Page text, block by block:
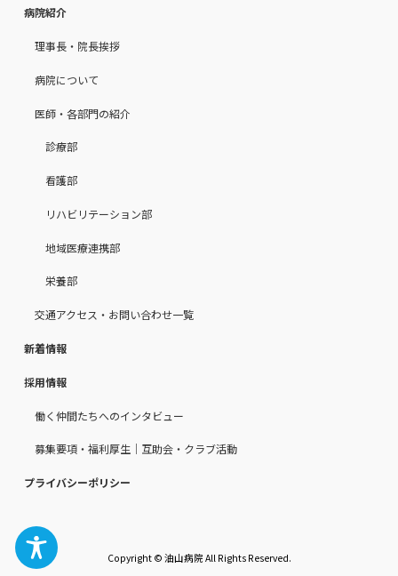
病院紹介
理事長・院長挨拶
病院について
医師・各部門の紹介
診療部
看護部
リハビリテーション部
地域医療連携部
栄養部
交通アクセス・お問い合わせ一覧
新着情報
採用情報
働く仲間たちへのインタビュー
募集要項・福利厚生｜互助会・クラブ活動
プライバシーポリシー
Copyright © 油山病院 All Rights Reserved.